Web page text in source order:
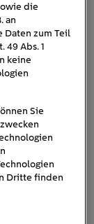
mangelhaft
Lücken in
die
an
Daten zum Teil
49 Abs. 1
keine
Sie
Dritte finden